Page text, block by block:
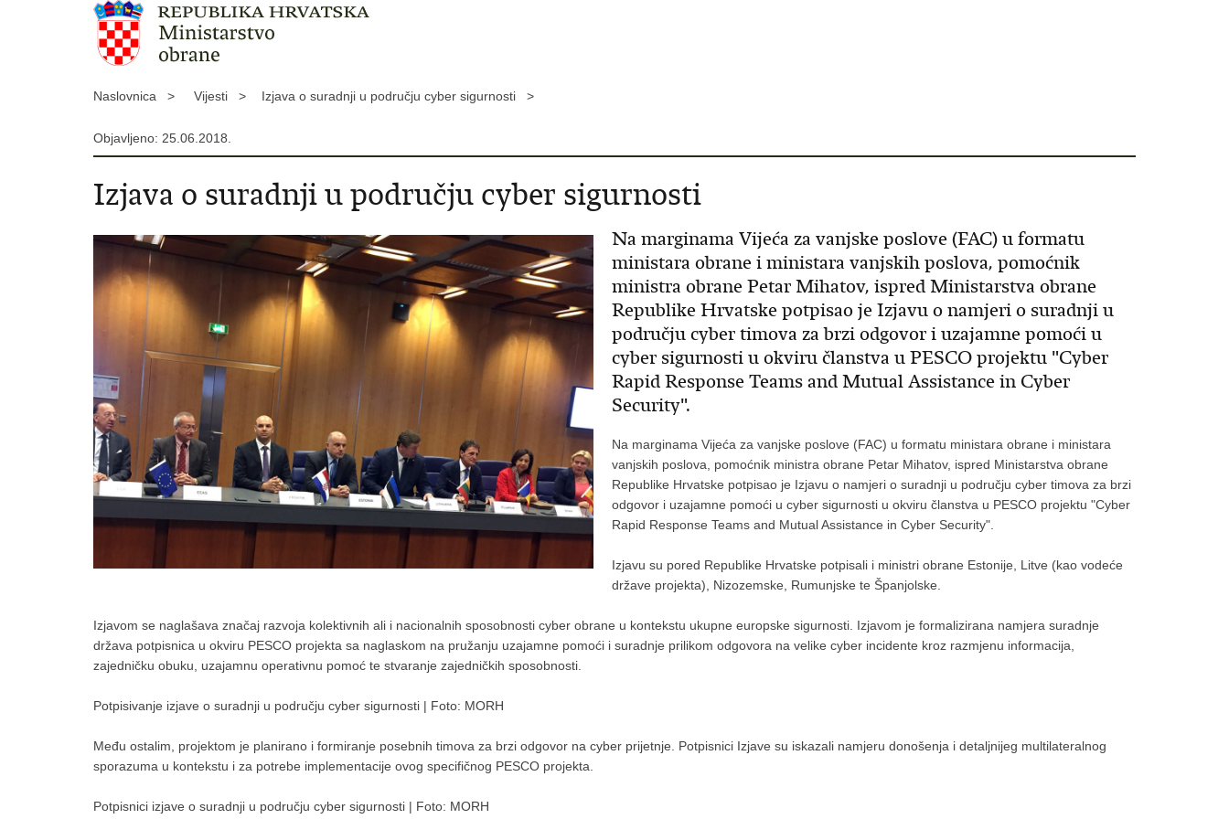
Naslovnica > Vijesti > Izjava o suradnji u području cyber sigurnosti >
Objavljeno: 25.06.2018.
Izjava o suradnji u području cyber sigurnosti
Na marginama Vijeća za vanjske poslove (FAC) u formatu
ministara obrane i ministara vanjskih poslova, pomoćnik
ministra obrane Petar Mihatov, ispred Ministarstva obrane
Republike Hrvatske potpisao je Izjavu o namjeri o suradnji u
području cyber timova za brzi odgovor i uzajamne pomoći u
cyber sigurnosti u okviru članstva u PESCO projektu "Cyber
Rapid Response Teams and Mutual Assistance in Cyber
Security".
Na marginama Vijeća za vanjske poslove (FAC) u formatu ministara obrane i ministara
vanjskih poslova, pomoćnik ministra obrane Petar Mihatov, ispred Ministarstva obrane
Republike Hrvatske potpisao je Izjavu o namjeri o suradnji u području cyber timova za brzi
odgovor i uzajamne pomoći u cyber sigurnosti u okviru članstva u PESCO projektu "Cyber
Rapid Response Teams and Mutual Assistance in Cyber Security".
Izjavu su pored Republike Hrvatske potpisali i ministri obrane Estonije, Litve (kao vodeće
države projekta), Nizozemske, Rumunjske te Španjolske.
Izjavom se naglašava značaj razvoja kolektivnih ali i nacionalnih sposobnosti cyber obrane u kontekstu ukupne europske sigurnosti. Izjavom je formalizirana namjera suradnje
država potpisnica u okviru PESCO projekta sa naglaskom na pružanju uzajamne pomoći i suradnje prilikom odgovora na velike cyber incidente kroz razmjenu informacija,
zajedničku obuku, uzajamnu operativnu pomoć te stvaranje zajedničkih sposobnosti.
Potpisivanje izjave o suradnji u području cyber sigurnosti | Foto: MORH
Među ostalim, projektom je planirano i formiranje posebnih timova za brzi odgovor na cyber prijetnje. Potpisnici Izjave su iskazali namjeru donošenja i detaljnijeg multilateralnog
sporazuma u kontekstu i za potrebe implementacije ovog specifičnog PESCO projekta.
Potpisnici izjave o suradnji u području cyber sigurnosti | Foto: MORH